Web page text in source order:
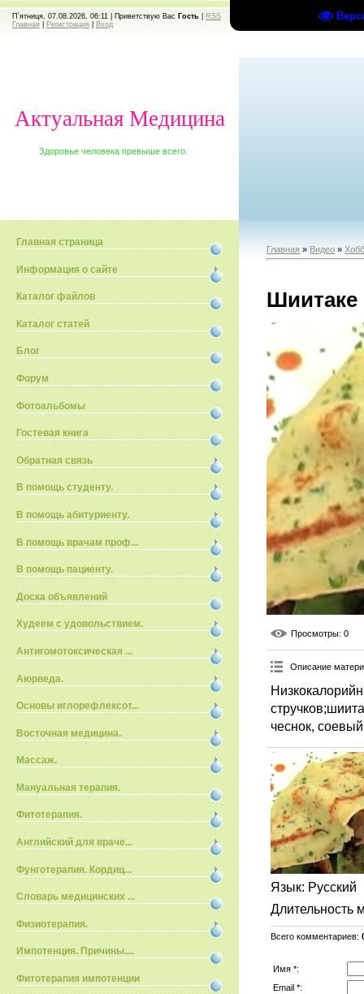
П`ятниця, 07.08.2026, 06:11 | Приветствую Вас Гость
RSS
Главная
Регистрация Вход
Актуальная Медицина
Здоровье человека превыше всего.
Главная страница
Информация о сайте
Каталог файлов
Каталог статей
Блог
Форум
Фотоальбомы
Гостевая книга
Обратная связь
В помощь студенту.
В помощь абитуриенту.
В помощь врачам проф...
В помощь пациенту.
Доска объявлений
Худеем с удовольствием.
Антигомотоксическая ...
Аюрведа.
Основы иглорефлексот...
Восточная медицина.
Массаж.
Мануальная терапия.
Фитотерапия.
Английский для враче...
Фунготерапия. Кордиц...
Словарь медицинских ...
Физиотерапия.
Импотенция. Причины....
Фитотерапия импотенции
Главная » Видео »
Шиитаке
Просмотры: 0
Описание
чеснок,
Язык: Русский
Длительность
Всего комментариев:
Имя *:
Email *: